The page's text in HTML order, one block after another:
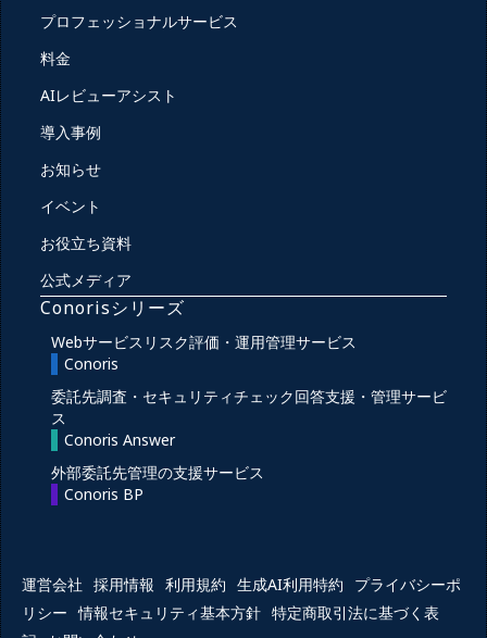
プロフェッショナルサービス
料金
AIレビューアシスト
導入事例
お知らせ
イベント
お役立ち資料
公式メディア
Conorisシリーズ
Webサービスリスク評価・運用管理サービス
Conoris
委託先調査・セキュリティチェック回答支援・管理サービ
ス
Conoris Answer
外部委託先管理の支援サービス
Conoris BP
運営会社 採用情報 利用規約 生成AI利用特約
プライバシーポ
リシー 情報セキュリティ基本方針 特定商取引法に基づく表